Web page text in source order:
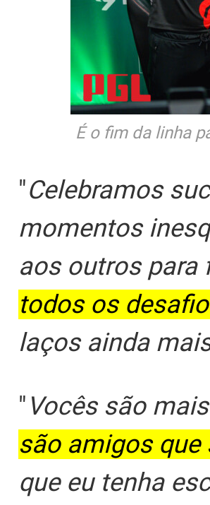
É o fim da linha
"Celebramos
momentos
aos outros
todos os
laços ainda
" Vocês são
são amigos
que eu tenha